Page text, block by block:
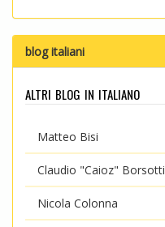
blog italiani
altri blog in italiano
Matteo Bisi
Claudio "Caioz" Borsotti
Nicola Colonna